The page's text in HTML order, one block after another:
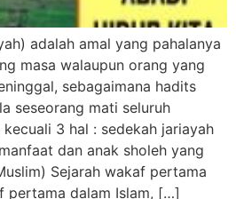
adalah amal yang pahalanya
masa walaupun orang yang
sebagaimana hadits
seseorang mati seluruh
3 hal : sedekah jariayah
dan anak sholeh yang
Sejarah wakaf pertama
pertama dalam Islam, […]